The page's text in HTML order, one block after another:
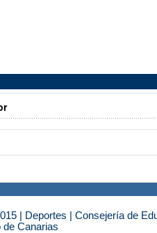
| Deportes | Consejería de
Canarias